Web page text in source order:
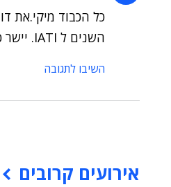
כל הכבוד מיקי.את
השנים ל IATI. יישר כוח. ארז
השיבו לתגובה
אירועים קרובים